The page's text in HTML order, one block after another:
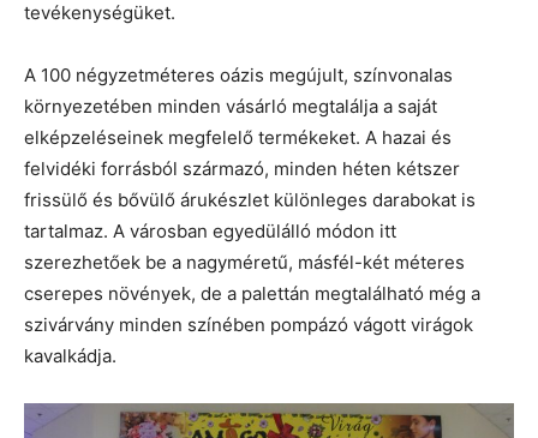
tevékenységüket.
A 100 négyzetméteres oázis megújult, színvonalas
környezetében minden vásárló megtalálja a saját
elképzeléseinek megfelelő termékeket. A hazai és
felvidéki forrásból származó, minden héten kétszer
frissülő és bővülő árukészlet különleges darabokat is
tartalmaz. A városban egyedülálló módon itt
szerezhetőek be a nagyméretű, másfél-két méteres
cserepes növények, de a palettán megtalálható még a
szivárvány minden színében pompázó vágott virágok
kavalkádja.